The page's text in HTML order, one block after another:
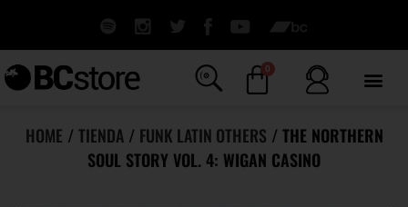
0
HOME / TIENDA/ FUNK LATIN OTHERS / THE NORTHERN
SOUL STORY VOL. 4: WIGAN CASINO